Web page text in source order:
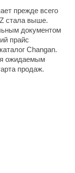
прежде всего
стала выше.
документом
прайс
Changan.
ожидаемым
продаж.